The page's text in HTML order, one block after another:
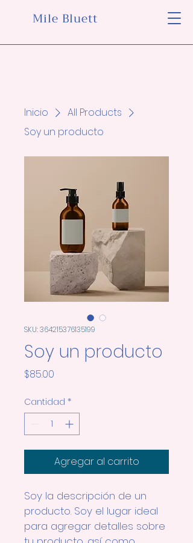
Mile Bluett
Inicio
All Products
Soy un producto
SKU: 364215376135199
Soy un producto
$85.00
Cantidad *
Agregar al carrito
Soy la descripción de un
producto. Soy el lugar ideal
para agregar detalles sobre